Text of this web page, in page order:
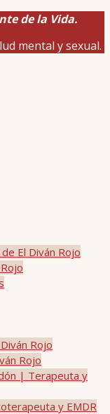
de la Vida.
mental y sexual.
El Diván Rojo
Rojo
Rojo
| Terapeuta y
y EMDR